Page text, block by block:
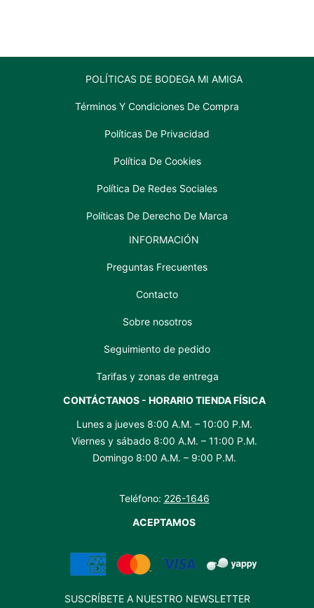
ML
POLÍTICAS DE BODEGA MI AMIGA
Términos Y Condiciones De Compra
Políticas De Privacidad
Política De Cookies
Política De Redes Sociales
Políticas De Derecho De Marca
INFORMACIÓN
Preguntas Frecuentes
Contacto
Sobre nosotros
Seguimiento de pedido
Tarifas y zonas de entrega
CONTÁCTANOS - HORARIO TIENDA FÍSICA
Lunes a jueves 8:00 A.M. – 10:00 P.M.
Viernes y sábado 8:00 A.M. – 11:00 P.M.
Domingo 8:00 A.M. – 9:00 P.M.
Teléfono: 226-1646
ACEPTAMOS
SUSCRÍBETE A NUESTRO NEWSLETTER